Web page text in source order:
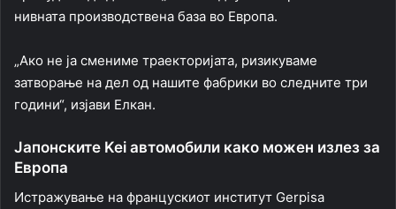
нивната производствена база во Европа.
„Ако не ја смениме траекторијата, ризикуваме
затворање на дел од нашите фабрики во следните три
години“, изјави Елкан.
Јапонските Kei автомобили како можен излез за
Европа
Истражување на францускиот институт Gerpisa